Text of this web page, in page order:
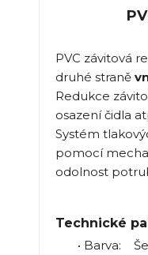
PVC závitová
druhé straně
Redukce
osazení čidla
Systém
pomocí
odolnost
Technické
• Barva: